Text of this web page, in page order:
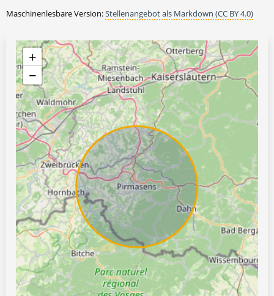
Maschinenlesbare Version:Stellenangebot als Markdown (CC BY 4.0)
+
−